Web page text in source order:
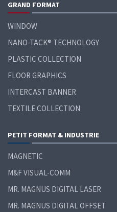
GRAND FORMAT
WINDOW
NANO-TACK® TECHNOLOGY
PLASTIC COLLECTION
FLOOR GRAPHICS
INTERCAST BANNER
TEXTILE COLLECTION
PETIT FORMAT & INDUSTRIE
MAGNETIC
M&F VISUAL-COMM
MR. MAGNUS DIGITAL LASER
MR. MAGNUS DIGITAL OFFSET